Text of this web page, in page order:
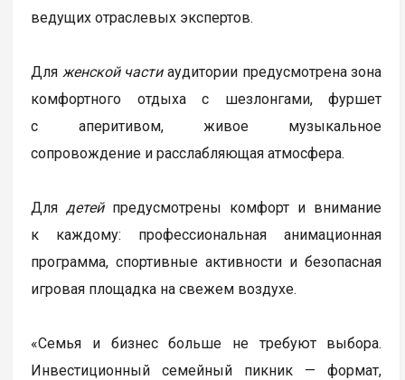
ведущих отраслевых экспертов.
Для женской частиаудитории предусмотрена зона
комфортного отдыха с шезлонгами, фуршет
с аперитивом, живое музыкальное
сопровождение и расслабляющая атмосфера.
Для детейпредусмотрены комфорт и внимание
к каждому: профессиональная анимационная
программа, спортивные активности и безопасная
игровая площадка на свежем воздухе.
«Семья и бизнес больше не требуют выбора.
Инвестиционный семейный пикник — формат,